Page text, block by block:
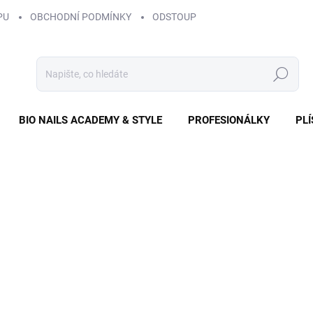
OBCHODNÍ PODMÍNKY ODSTOUPENÍ OD SMLOUVY
Hledat
BIO NAILS ACADEMY & STYLE PROFESIONÁLKY